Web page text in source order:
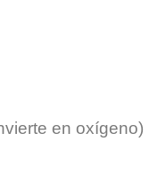
en oxígeno)